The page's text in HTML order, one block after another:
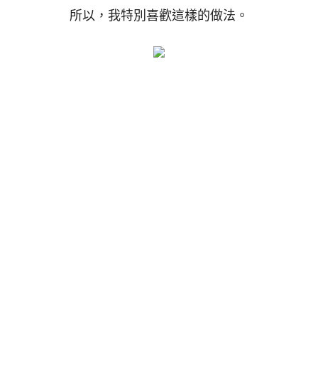
所以，我特別喜歡這樣的做法。